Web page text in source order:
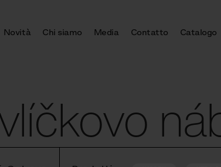
Novità Chi siamo Media Contatto Catalogo